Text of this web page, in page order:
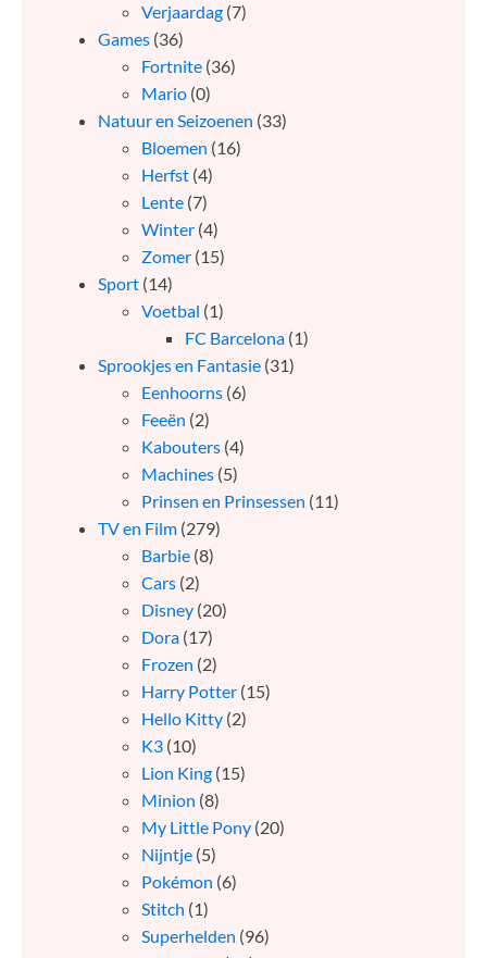
Verjaardag (7)
Games (36)
Fortnite (36)
Mario (0)
Natuur en Seizoenen (33)
Bloemen (16)
Herfst (4)
Lente (7)
Winter (4)
Zomer (15)
Sport (14)
Voetbal (1)
FC Barcelona (1)
Sprookjes en Fantasie (31)
Eenhoorns (6)
Feeën (2)
Kabouters (4)
Machines (5)
Prinsen en Prinsessen (11)
TV en Film (279)
Barbie (8)
Cars (2)
Disney (20)
Dora (17)
Frozen (2)
Harry Potter (15)
Hello Kitty (2)
K3 (10)
Lion King (15)
Minion (8)
My Little Pony (20)
Nijntje (5)
Pokémon (6)
Stitch (1)
Superhelden (96)